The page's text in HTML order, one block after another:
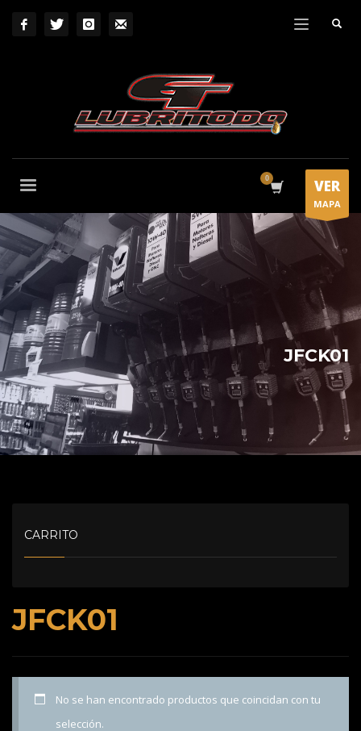
VER
MAPA
JFCK01
JFCK01
No se han encontrado productos que coincidan con tu
selección.
CARRITO